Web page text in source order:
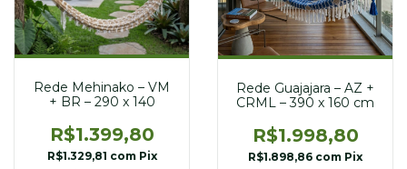
Rede Mehinako – VM
+ BR – 290 x 140
R$1.399,80
R$1.329,81 com Pix
Rede Guajajara – AZ +
CRML – 390 x 160 cm
R$1.998,80
R$1.898,86 com Pix